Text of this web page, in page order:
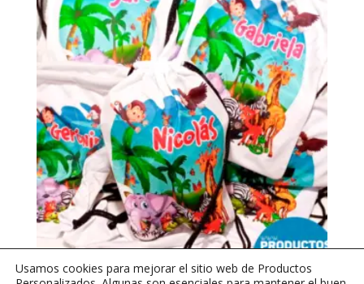
Usamos cookies para mejorar el sitio web de Productos